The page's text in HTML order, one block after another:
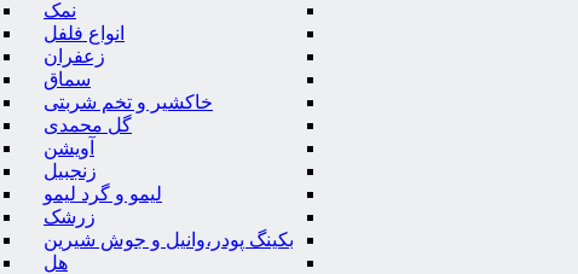
نمک
انواع فلفل
زعفران
سماق
خاکشیر و تخم شربتی
گل محمدی
آویشن
زنجبیل
لیمو و گرد لیمو
زرشک
بکینگ پودر،وانیل و جوش شیرین
هل